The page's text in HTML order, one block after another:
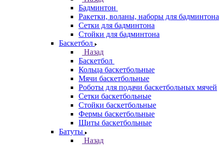
Бадминтон
Ракетки, воланы, наборы для бадминтона
Сетки для бадминтона
Стойки для бадминтона
Баскетбол
Назад
Баскетбол
Кольца баскетбольные
Мячи баскетбольные
Роботы для подачи баскетбольных мячей
Сетки баскетбольные
Стойки баскетбольные
Фермы баскетбольные
Щиты баскетбольные
Батуты
Назад